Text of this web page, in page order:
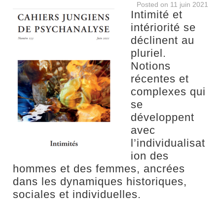
Posted on 11 juin 2021
Intimité et
intériorité se
déclinent au
pluriel.
Notions
récentes et
complexes qui
se
développent
avec
l’individualisat
ion des
hommes et des femmes, ancrées
dans les dynamiques historiques,
sociales et individuelles.